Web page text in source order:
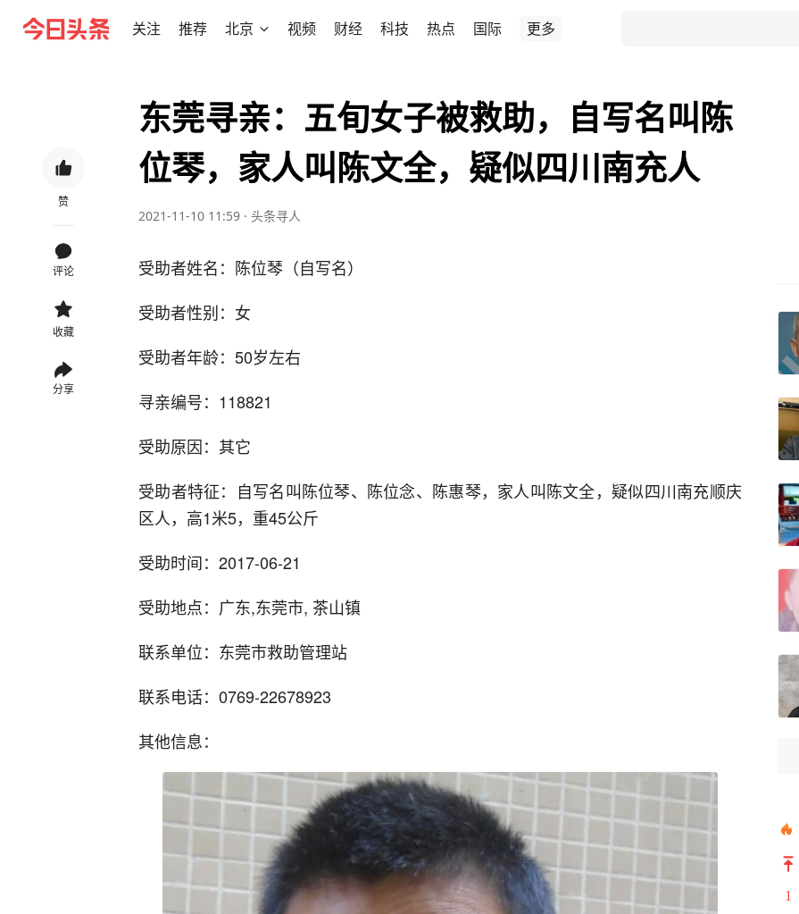
关注 推荐 北京 视频 财经 科技 热点 国际 更多
赞
评论
收藏
分享
东莞寻亲：五旬女子被救助，自写名叫陈
位琴，家人叫陈文全，疑似四川南充人
2021-11-10 11:59 · 头条寻人
受助者姓名：陈位琴（自写名）
受助者性别：女
受助者年龄：50岁左右
寻亲编号：118821
受助原因：其它
受助者特征：自写名叫陈位琴、陈位念、陈惠琴，家人叫陈文全，疑似四川南充顺庆
区人，高1米5，重45公斤
受助时间：2017-06-21
受助地点：广东,东莞市, 茶山镇
联系单位：东莞市救助管理站
联系电话：0769-22678923
其他信息：
1